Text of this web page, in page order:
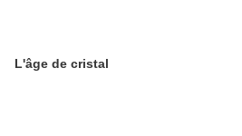
L'âge de cristal